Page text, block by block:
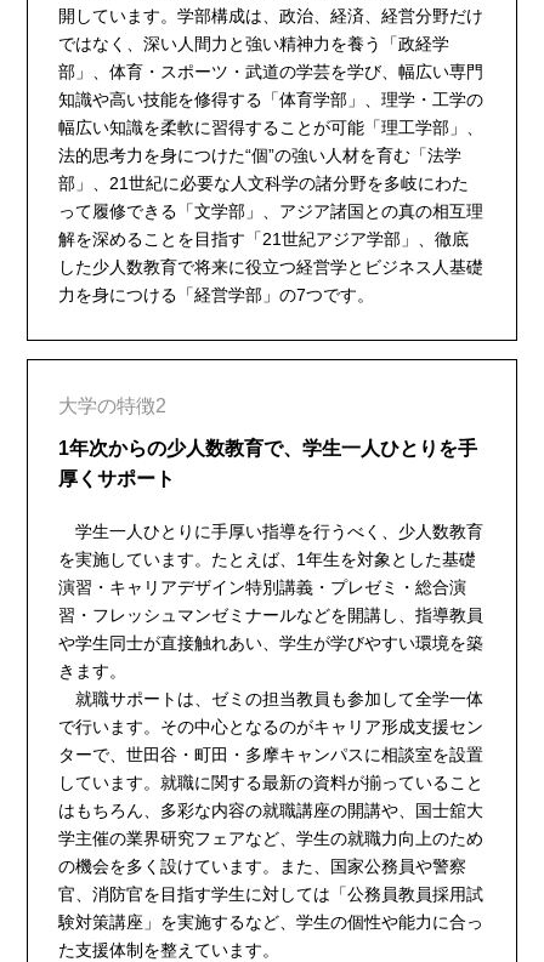
開しています。学部構成は、政治、経済、経営分野だけ
ではなく、深い人間力と強い精神力を養う「政経学
部」、体育・スポーツ・武道の学芸を学び、幅広い専門
知識や高い技能を修得する「体育学部」、理学・工学の
幅広い知識を柔軟に習得することが可能「理工学部」、
法的思考力を身につけた“個”の強い人材を育む「法学
部」、21世紀に必要な人文科学の諸分野を多岐にわた
って履修できる「文学部」、アジア諸国との真の相互理
解を深めることを目指す「21世紀アジア学部」、徹底
した少人数教育で将来に役立つ経営学とビジネス人基礎
力を身につける「経営学部」の7つです。
大学の特徴2
1年次からの少人数教育で、学生一人ひとりを手
厚くサポート
学生一人ひとりに手厚い指導を行うべく、少人数教育
を実施しています。たとえば、1年生を対象とした基礎
演習・キャリアデザイン特別講義・プレゼミ・総合演
習・フレッシュマンゼミナールなどを開講し、指導教員
や学生同士が直接触れあい、学生が学びやすい環境を築
きます。
就職サポートは、ゼミの担当教員も参加して全学一体
で行います。その中心となるのがキャリア形成支援セン
ターで、世田谷・町田・多摩キャンパスに相談室を設置
しています。就職に関する最新の資料が揃っていること
はもちろん、多彩な内容の就職講座の開講や、国士舘大
学主催の業界研究フェアなど、学生の就職力向上のため
の機会を多く設けています。また、国家公務員や警察
官、消防官を目指す学生に対しては「公務員教員採用試
験対策講座」を実施するなど、学生の個性や能力に合っ
た支援体制を整えています。